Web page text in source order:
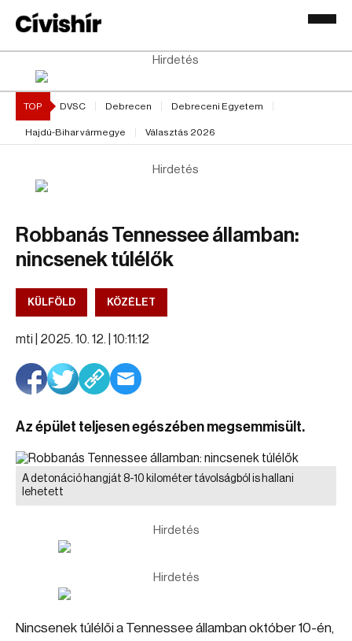
Hirdetés
TOP DVSC Debrecen Debreceni Egyetem
Hajdú-Bihar vármegye Választás 2026
Hirdetés
Robbanás Tennessee államban:
nincsenek túlélők
KÜLFÖLD KÖZÉLET
mti | 2025. 10. 12. | 10:11:12
Az épület teljesen egészében megsemmisült.
A detonáció hangját 8-10 kilométer távolságból is hallani
lehetett
Hirdetés
Hirdetés
Nincsenek túlélői a Tennessee államban október 10-én,